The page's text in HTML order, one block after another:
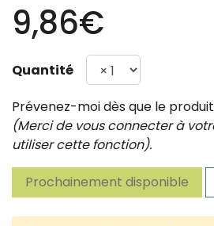
9,86€
Quantité
Prévenez-moi dès que le
(Merci de vous connecter à
utiliser cette fonction).
Prochainement disponible